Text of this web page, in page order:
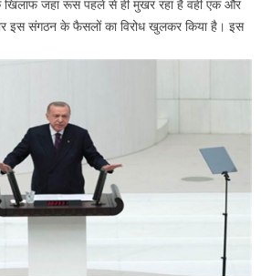
खिलाफ जहां रूस पहले से ही मुखर रहा है वहीं एक और
इस संगठन के फैसलों का विरोध खुलकर किया है। इस